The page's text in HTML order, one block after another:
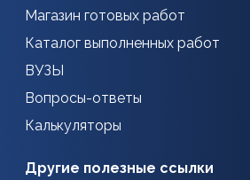
Магазин готовых работ
Каталог выполненных работ
ВУЗЫ
Вопросы-ответы
Калькуляторы
Другие полезные ссылки